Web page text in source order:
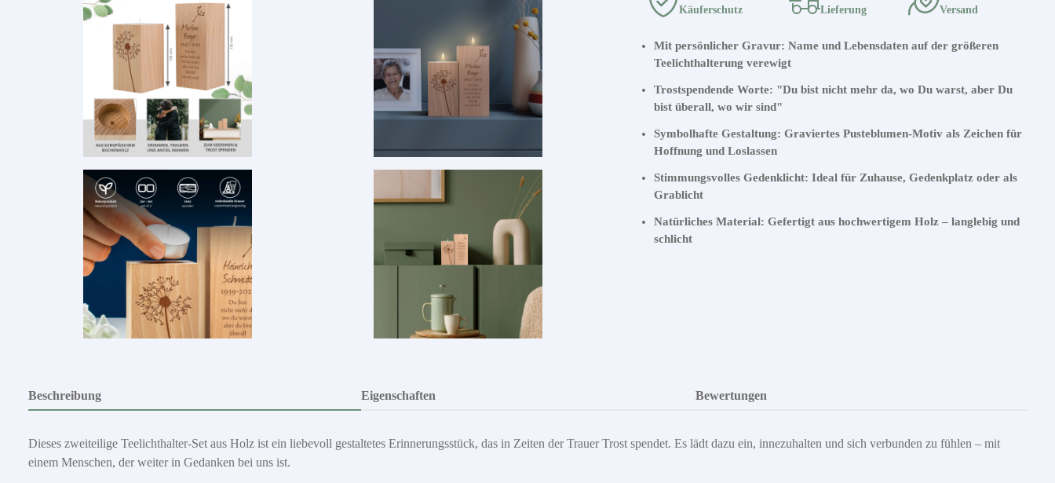
Käuferschutz
Lieferung
Versand
Mit persönlicher Gravur: Name und Lebensdaten auf der größeren
Teelichthalterung verewigt
Trostspendende Worte: "Du bist nicht mehr da, wo Du warst, aber Du
bist überall, wo wir sind"
Symbolhafte Gestaltung: Graviertes Pusteblumen-Motiv als Zeichen für
Hoffnung und Loslassen
Stimmungsvolles Gedenklicht: Ideal für Zuhause, Gedenkplatz oder als
Grablicht
Natürliches Material: Gefertigt aus hochwertigem Holz – langlebig und
schlicht
Beschreibung Eigenschaften Bewertungen
Dieses zweiteilige Teelichthalter-Set aus Holz ist ein liebevoll gestaltetes Erinnerungsstück, das in Zeiten der Trauer Trost spendet. Es lädt dazu ein, innezuhalten und sich verbunden zu fühlen – mit
einem Menschen, der weiter in Gedanken bei uns ist.